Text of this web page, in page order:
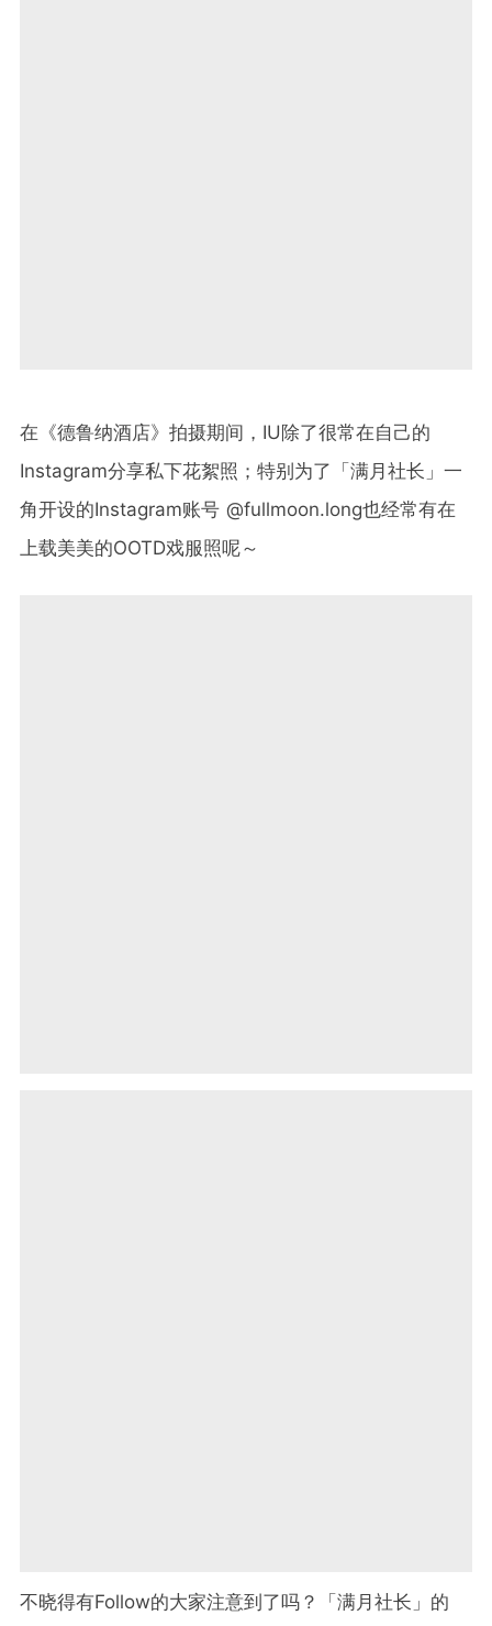
在《德鲁纳酒店》拍摄期间，IU除了很常在自己的
Instagram分享私下花絮照；特别为了「满月社长」一
角开设的Instagram账号 @fullmoon.long也经常有在
上载美美的OOTD戏服照呢～
不晓得有Follow的大家注意到了吗？「满月社长」的